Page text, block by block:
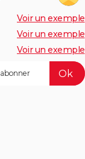
Voir un exemple
Voir un exemple
Voir un exemple